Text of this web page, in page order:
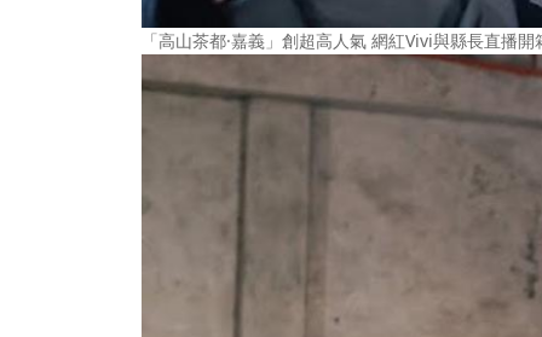
「高山茶都·嘉義」創超高人氣 網紅Vivi與縣長直播